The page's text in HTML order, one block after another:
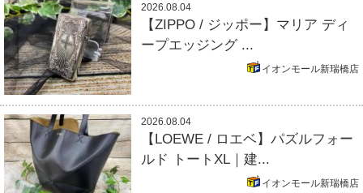
2026.08.04
【ZIPPO / ジッポー】マリア ディ
ープエッジング ...
イオンモール新瑞橋店
2026.08.04
【LOEWE / ロエベ】パズルフォー
ルド トートXL｜建...
イオンモール新瑞橋店